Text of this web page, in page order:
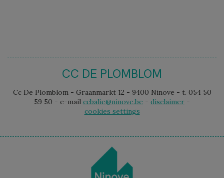
CC DE PLOMBLOM
Cc De Plomblom - Graanmarkt 12 - 9400 Ninove - t. 054 50
59 50 - e-mail ccbalie@ninove.be - disclaimer -
cookies settings